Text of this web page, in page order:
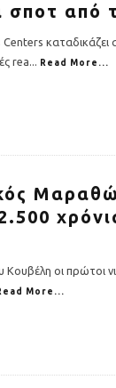
σποτ
Centers
rea... Read More...
Κουβέλη οι πρώτοι
More...